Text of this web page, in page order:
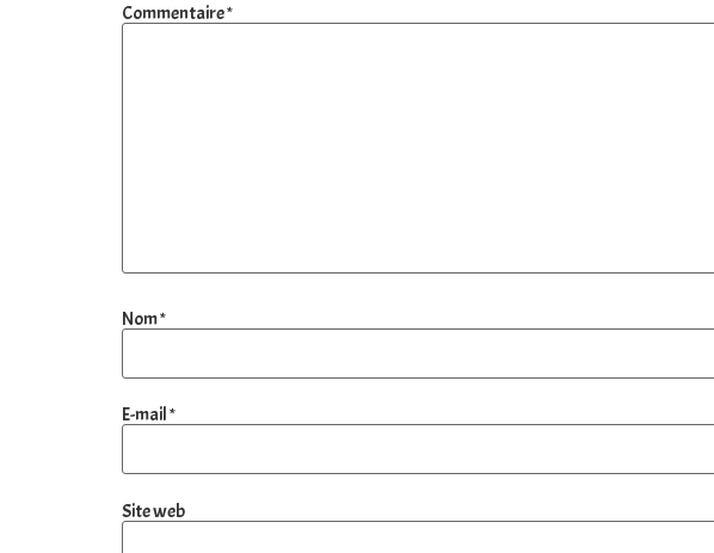
Commentaire*
Nom*
E-mail*
Site web